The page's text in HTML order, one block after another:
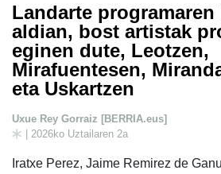
Landarte programaren
aldian, bost artistak
eginen dute, Leotzen,
Mirafuentesen,
eta Uskartzen
Uxue Rey Gorraiz [BERRIA.eus]
| 2026ko Uztailaren 2a
Iratxe Perez, Jaime Remirez de